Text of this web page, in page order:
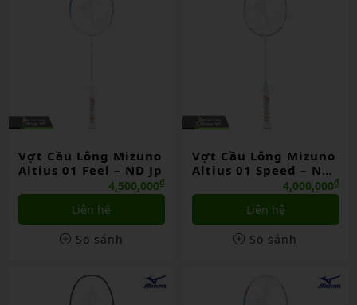
Vợt Cầu Lông Mizuno
Altius 01 Feel – ND Jp
4,500,000₫
Liên hệ
So sánh
Vợt Cầu Lông Mizuno
Altius 01 Speed – ND
4,000,000₫
Liên hệ
So sánh